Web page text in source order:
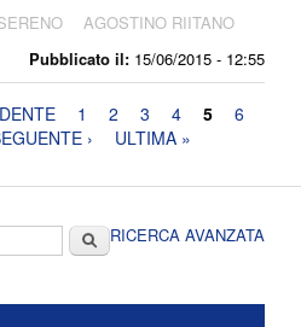
Pubblicato il: 15/06/2015 - 12:55
AGOSTINO RIITANO
1 2 3 4 5
6
› ULTIMA »
CercaRICERCA AVANZATA